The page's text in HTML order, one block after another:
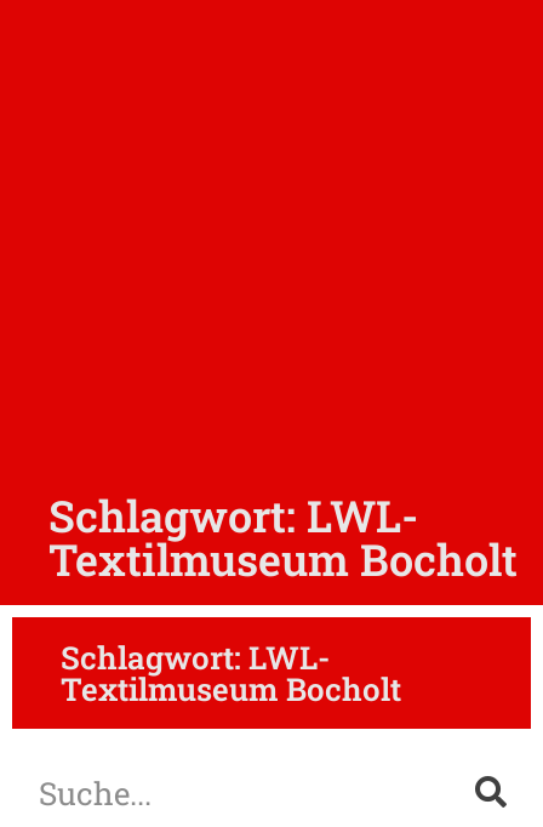
Schlagwort: LWL-
Textilmuseum Bocholt
Schlagwort: LWL-
Textilmuseum Bocholt